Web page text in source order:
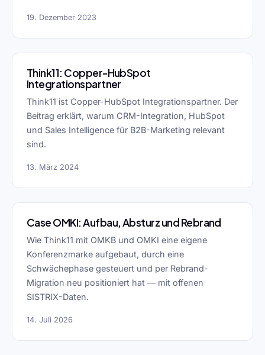
19. Dezember 2023
Think11: Copper-HubSpot
Integrationspartner
Think11 ist Copper-HubSpot Integrationspartner. Der
Beitrag erklärt, warum CRM-Integration, HubSpot
und Sales Intelligence für B2B-Marketing relevant
sind.
13. März 2024
Case OMKI: Aufbau, Absturz und Rebrand
Wie Think11 mit OMKB und OMKI eine eigene
Konferenzmarke aufgebaut, durch eine
Schwächephase gesteuert und per Rebrand-
Migration neu positioniert hat — mit offenen
SISTRIX-Daten.
14. Juli 2026